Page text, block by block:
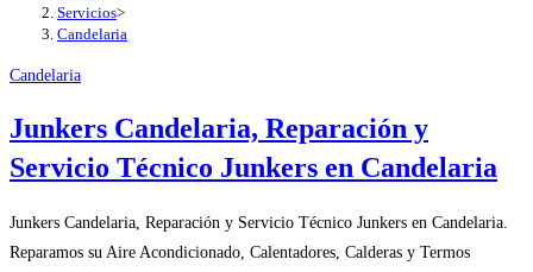
Servicios>
Candelaria
Candelaria
Junkers Candelaria, Reparación y
Servicio Técnico Junkers en Candelaria
Junkers Candelaria, Reparación y Servicio Técnico Junkers en Candelaria.
Reparamos su Aire Acondicionado, Calentadores, Calderas y Termos